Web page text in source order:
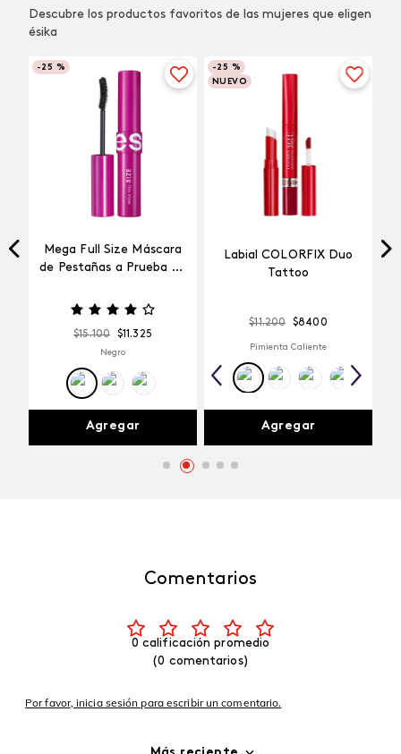
Descubre los productos favoritos de las mujeres que eligen
ésika
-25 %
Mega Full Size Máscara
de Pestañas a Prueba de
$15.100 $11 .325
Negro
Agregar
-25 %
NUEVO
Labial COLORFIX Duo
Tattoo
$11.200 $8400
Pimienta Caliente
Agregar
Comentarios
0 calificación promedio
(0 comentarios)
Por favor, inicia sesión para escribir un comentario.